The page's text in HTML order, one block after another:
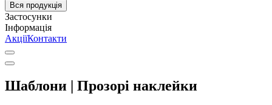
Вся продукція
Застосунки
Інформація
АкціїКонтакти
Шаблони | Прозорі наклейки